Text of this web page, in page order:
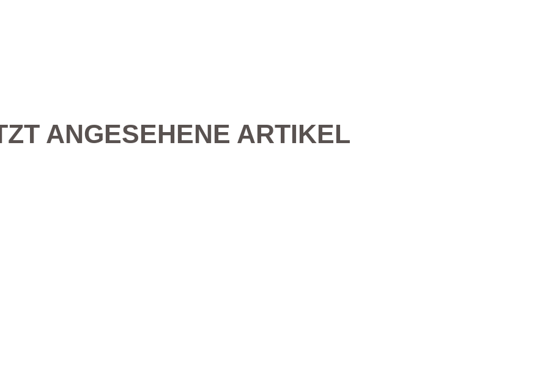
ANGESEHENE ARTIKEL